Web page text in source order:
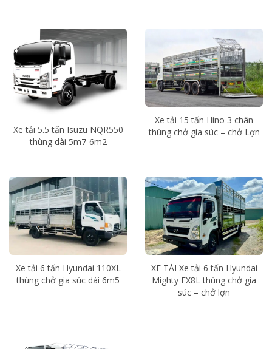
Xe tải 5.5 tấn Isuzu NQR550
thùng dài 5m7-6m2
Xe tải 15 tấn Hino 3 chân
thùng chở gia súc – chở Lợn
Xe tải 6 tấn Hyundai 110XL
thùng chở gia súc dài 6m5
XE TẢI Xe tải 6 tấn Hyundai
Mighty EX8L thùng chở gia
súc – chở lợn